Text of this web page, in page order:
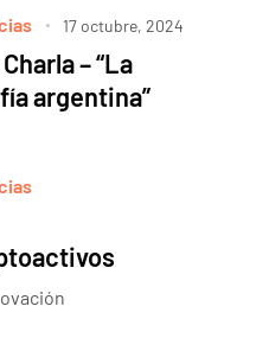
17 octubre, 2024
– “La
argentina”